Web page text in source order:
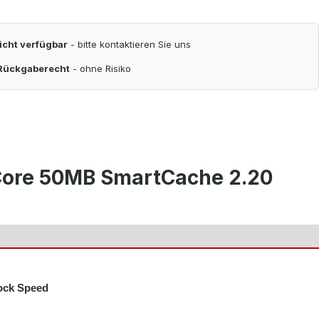
verfügbar - bitte kontaktieren Sie uns
- ohne Risiko
50MB SmartCache 2.20
Speed